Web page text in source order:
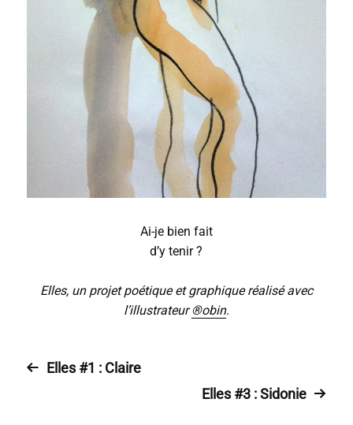
Ai-je bien fait
d’y tenir ?
Elles, un projet poétique et graphique réalisé avec
l’illustrateur®obin.
Elles #1 : Claire
Elles #3 : Sidonie